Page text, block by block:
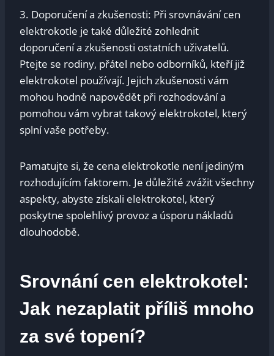
3. Doporučení a zkušenosti: Při srovnávání cen
elektrokotle je také důležité zohlednit
doporučení a zkušenosti ostatních uživatelů.
Ptejte se rodiny, přátel nebo odborníků, kteří již
elektrokotel používají. Jejich zkušenosti vám
mohou hodně napovědět při rozhodování a
pomohou vám vybrat takový elektrokotel, který
splní vaše potřeby.
Pamatujte si, že cena elektrokotle není jediným
rozhodujícím faktorem. Je důležité zvážit všechny
aspekty, abyste získali elektrokotel, který
poskytne spolehlivý provoz a úsporu nákladů
dlouhodobě.
Srovnání cen elektrokotel:
Jak nezaplatit příliš mnoho
za své topení?